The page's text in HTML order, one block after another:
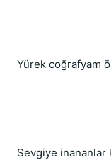
Yürek coğrafyam
Sevgiye